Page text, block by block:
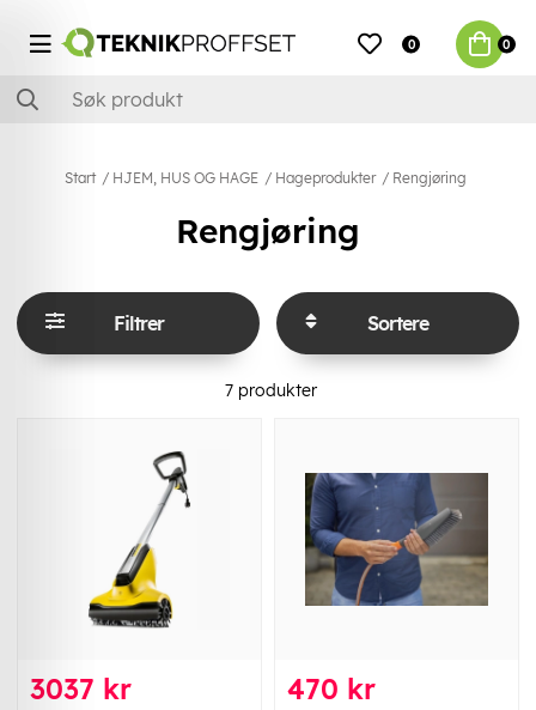
0 0
Start HJEM, HUS OG HAGE Hageprodukter Rengjøring
Rengjøring
Filtrer Sortere
7produkter
3037 kr 470 kr